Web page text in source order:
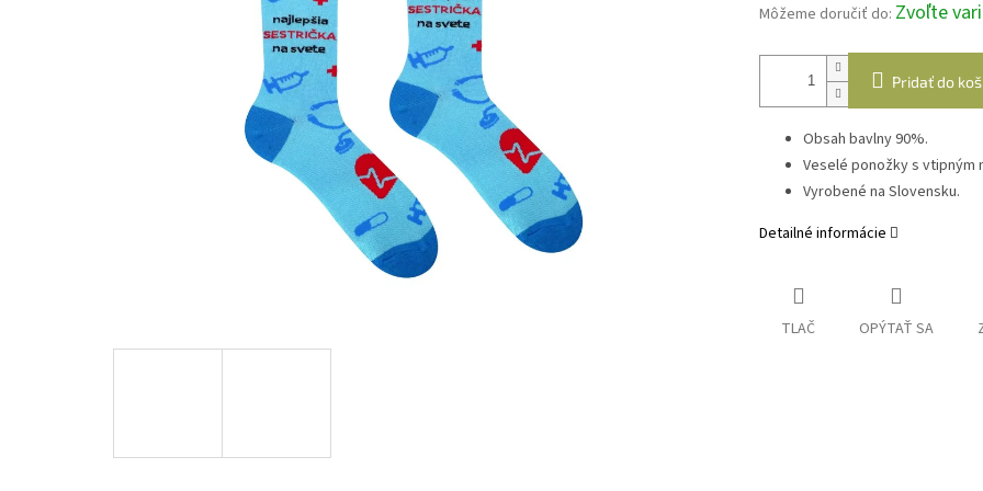
Môžeme doručiť do: Zvoľte
Pridať do
Obsah bavlny 90%.
Veselé ponožky s vtipným
Vyrobené na Slovensku.
Detailné informácie
TLAČ OPÝTAŤ SA